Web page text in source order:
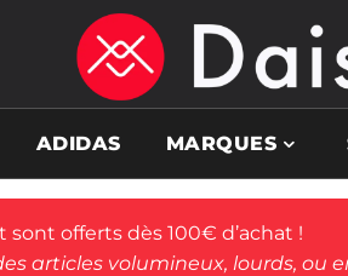
ADIDAS MARQUES
sont offerts dès 100€ d’achat !
articles volumineux, lourds, ou